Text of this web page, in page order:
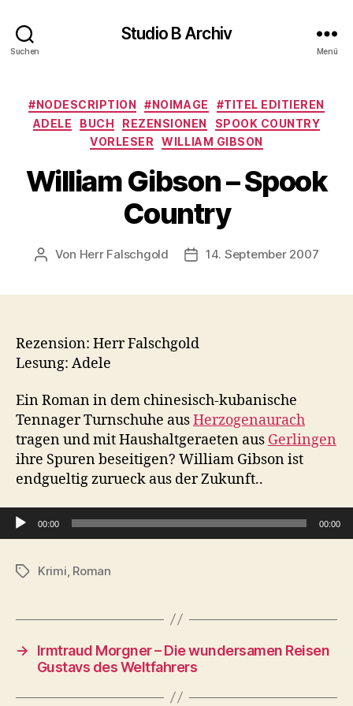
Suchen
Studio B Archiv
Menü
Kategorien
#NODESCRIPTION #NOIMAGE
#TITEL EDITIEREN
ADELE
BUCH REZENSIONEN
SPOOK COUNTRY
VORLESER
WILLIAM GIBSON
William Gibson – Spook
Country
Beitragsautor
Von Herr Falschgold Veröffentlichungsdatum
14. September 2007
Rezension: Herr Falschgold
Lesung: Adele
Ein Roman in dem chinesisch-kubanische
Tennager Turnschuhe ausHerzogenaurach
tragen und mit Haushaltgeraeten aus Gerlingen
ihre Spuren beseitigen? William Gibson ist
endgueltig zurueck aus der Zukunft..
Audio-Player
00:00 00:00
Schlagwörter
Krimi Roman
→
Irmtraud Morgner – Die wundersamen Reisen
Gustavs des Weltfahrers